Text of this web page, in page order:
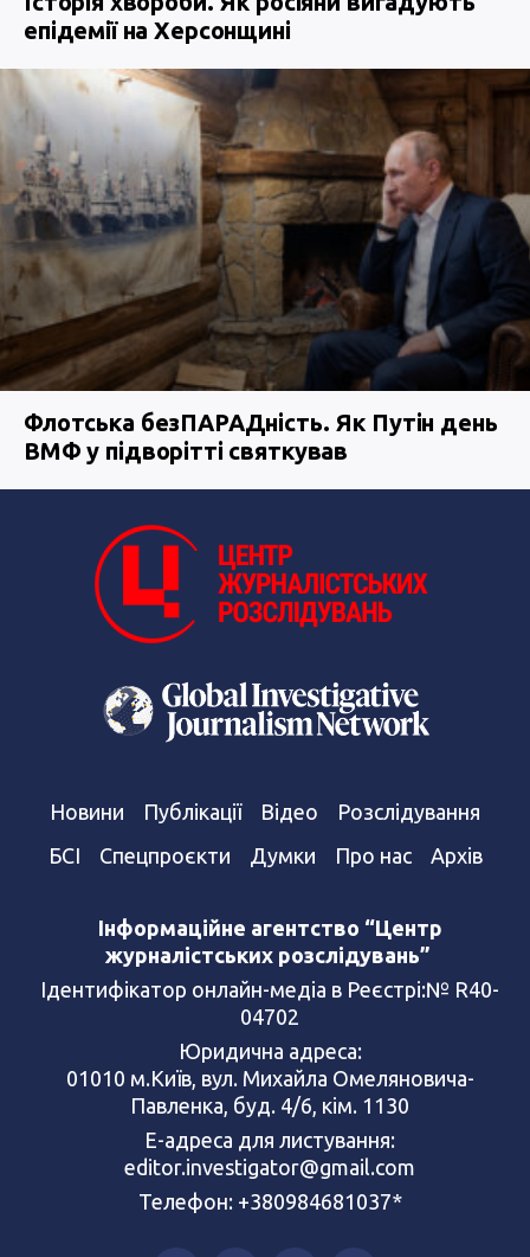
епідемії на Херсонщині
Флотська безПАРАДність. Як Путін день
ВМФ у підворітті святкував
Новини Публікації Відео
Розслідування
БСІ
Спецпроєкти Думки Про нас Архів
Інформаційне агентство “Центр
журналістських розслідувань”
Ідентифікатор онлайн-медіа в Реєстрі:№ R40-
04702
Юридична адреса:
01010 м.Київ, вул. Михайла Омеляновича-
Павленка, буд. 4/6, кім. 1130
Е-адреса для листування:
editor.investigator@gmail.com
Телефон: +380984681037*